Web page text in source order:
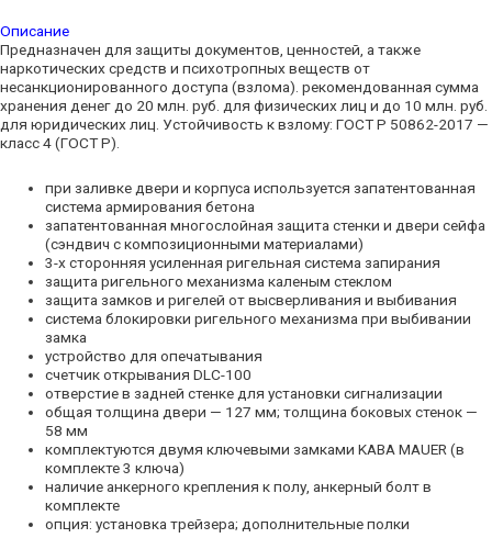
Описание
Предназначен для защиты документов, ценностей, а также
наркотических средств и психотропных веществ от
несанкционированного доступа (взлома). рекомендованная сумма
хранения денег до 20 млн. руб. для физических лиц и до 10 млн. руб.
для юридических лиц. Устойчивость к взлому: ГОСТ Р 50862-2017 —
класс 4 (ГОСТ Р).
при заливке двери и корпуса используется запатентованная
система армирования бетона
запатентованная многослойная защита стенки и двери сейфа
(сэндвич с композиционными материалами)
3-х сторонняя усиленная ригельная система запирания
защита ригельного механизма каленым стеклом
защита замков и ригелей от высверливания и выбивания
система блокировки ригельного механизма при выбивании
замка
устройство для опечатывания
счетчик открывания DLC-100
отверстие в задней стенке для установки сигнализации
общая толщина двери — 127 мм; толщина боковых стенок —
58 мм
комплектуются двумя ключевыми замками KABA MAUER (в
комплекте 3 ключа)
наличие анкерного крепления к полу, анкерный болт в
комплекте
опция: установка трейзера; дополнительные полки